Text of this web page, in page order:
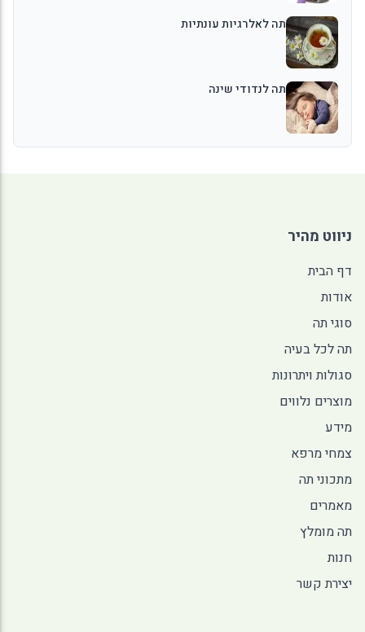
תה לאלרגיות עונתיות
תה לנדודי שינה
ניווט מהיר
דף הבית
אודות
סוגי תה
תה לכל בעיה
סגולות ויתרונות
מוצרים נלווים
מידע
צמחי מרפא
מתכוני תה
מאמרים
תה מומלץ
חנות
יצירת קשר